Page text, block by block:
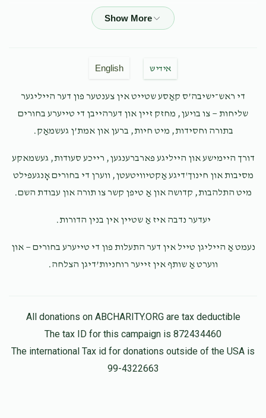
שלום אליהו אשלג
שלום אליהו אשלג
Nuchem Grunwald
7 months ago $101.00
לכבוד די בעסטע תלמוד פון די חשובע ישיבה נתיבות התורה
7 months ago $36.00
English אידיש
די ראש־ישיבה’ס קאַסע שטייט אין צענטער פון דער הייליגער
שליחות — צו בויען, מחזק זיין און דערהייבן די טייערע בחורים
בתורה וחסידות, מיט חיות, ברען און אמת’ן געשמאַק.
דורך היימישע און הייליגע פארברענגען, רייכע סעודות, געשמאקע
מסיבות און חינוך'דיגע אַקטיוויטעטן, ווערן די בחורים אָנגעפילט
מיט התלהבות, קדושה און אַ טיפן קשר צו תורה און עבודת השם.
יעדער נדבה איז אַ שטיין אין בנין הדורות.
נעמט אַ הייליגן טייל אין דער התעלות פון די טייערע בחורים — און
ווערט אַ שותף אין זייער רוחניות’דיגן הצלחה.
All donations on ABCHARITY.ORG are tax deductible
The tax ID for this campaign is 872434460
The international Tax id for donations outside of the USA is
99-4322663